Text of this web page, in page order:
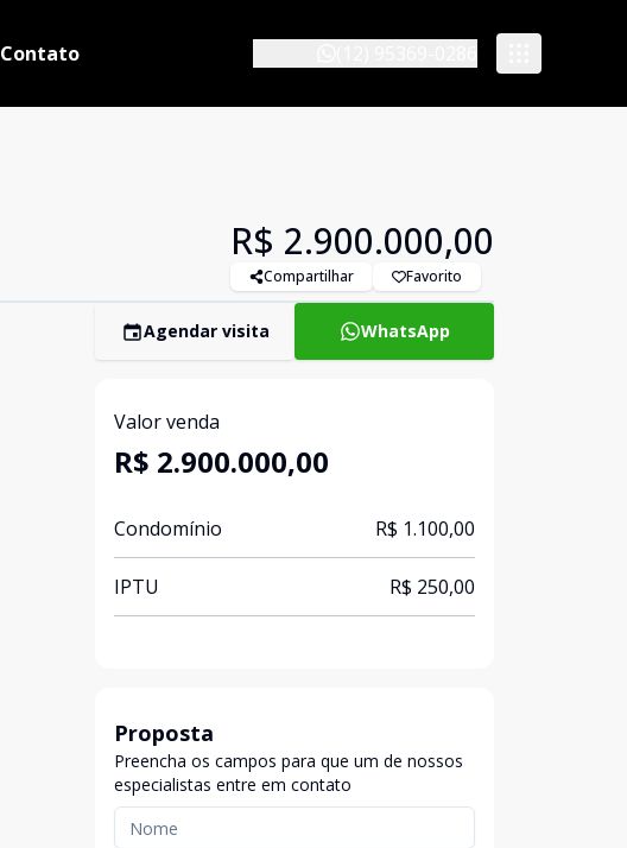
Contato
R$ 2.900.000,00
Compartilhar Favorito
Agendar visita WhatsApp
Valor venda
R$ 2.900.000,00
Condomínio R$ 1.100,00
IPTU R$ 250,00
Proposta
Preencha os campos para que um de nossos
especialistas entre em contato